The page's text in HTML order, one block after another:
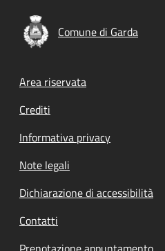
Comune di Garda
Footer menu
Area riservata
Crediti
Informativa privacy
Note legali
Dichiarazione di accessibilità
Contatti